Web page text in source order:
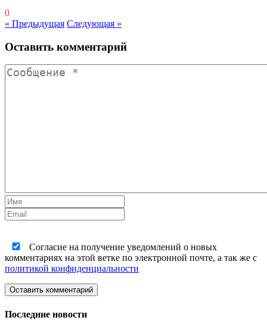
0
« Предыдущая Следующая »
Оставить комментарий
Согласие на получение уведомлений о новых
комментариях на этой ветке по электронной почте, а так же с
политикой конфиденциальности
Оставить комментарий
Последние новости